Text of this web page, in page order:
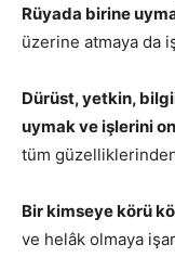
Rüyada birine
üzerine atmaya da
Dürüst, yetkin,
uymak ve işlerini
tüm
Bir kimseye körü
ve helâk olmaya